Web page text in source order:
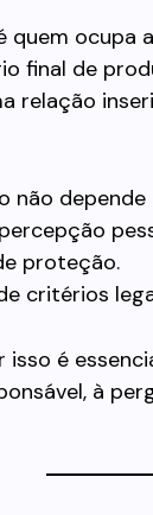
quem ocupa
final de
relação
não
proteção.
critérios
isso é
à